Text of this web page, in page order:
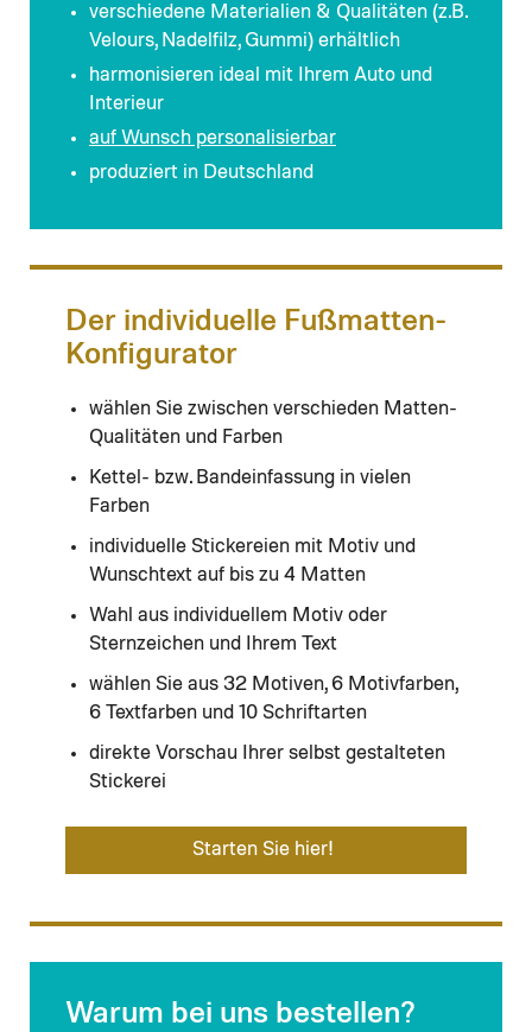
verschiedene Materialien & Qualitäten (z.B.
Velours, Nadelfilz, Gummi) erhältlich
harmonisieren ideal mit Ihrem Auto und
Interieur
auf Wunsch personalisierbar
produziert in Deutschland
Der individuelle Fußmatten-
Konfigurator
wählen Sie zwischen verschieden Matten-
Qualitäten und Farben
Kettel- bzw. Bandeinfassung in vielen
Farben
individuelle Stickereien mit Motiv und
Wunschtext auf bis zu 4 Matten
Wahl aus individuellem Motiv oder
Sternzeichen und Ihrem Text
wählen Sie aus 32 Motiven, 6 Motivfarben,
6 Textfarben und 10 Schriftarten
direkte Vorschau Ihrer selbst gestalteten
Stickerei
Starten Sie hier!
Warum bei uns bestellen?